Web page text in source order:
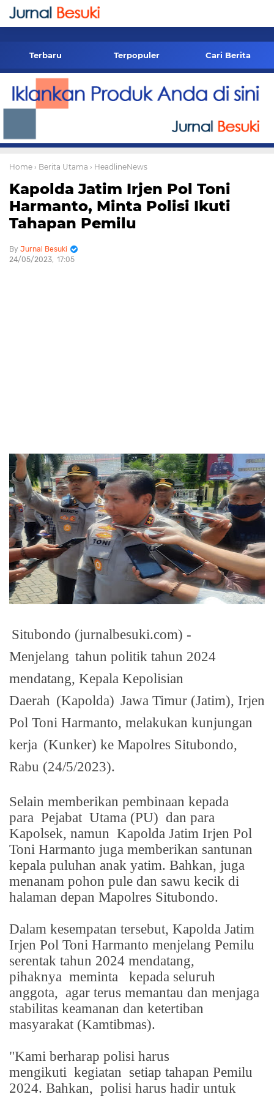
-->
Terbaru Terpopuler Cari Berita
Home › Berita Utama › HeadlineNews
Kapolda Jatim Irjen Pol Toni
Harmanto, Minta Polisi Ikuti
Tahapan Pemilu
Jurnal Besuki
24/05/2023 17:05
Situbondo (jurnalbesuki.com) -
Menjelang tahun politik tahun 2024
mendatang, Kepala Kepolisian
Daerah (Kapolda) Jawa Timur (Jatim), Irjen
Pol Toni Harmanto, melakukan kunjungan
kerja (Kunker) ke Mapolres Situbondo,
Rabu (24/5/2023).
Selain memberikan pembinaan kepada
para Pejabat Utama (PU) dan para
Kapolsek, namun Kapolda Jatim Irjen Pol
Toni Harmanto juga memberikan santunan
kepala puluhan anak yatim. Bahkan, juga
menanam pohon pule dan sawu kecik di
halaman depan Mapolres Situbondo.
Dalam kesempatan tersebut, Kapolda Jatim
Irjen Pol Toni Harmanto menjelang Pemilu
serentak tahun 2024 mendatang,
pihaknya meminta
kepada seluruh
anggota, agar terus memantau dan menjaga
stabilitas keamanan dan ketertiban
masyarakat (Kamtibmas).
"Kami berharap polisi harus
mengikuti kegiatan setiap tahapan Pemilu
2024. Bahkan, polisi harus hadir untuk